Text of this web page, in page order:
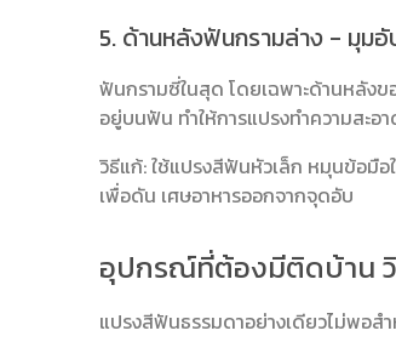
5. ด้านหลังฟันกรามล่าง - มุม
ฟันกรามซี่ในสุด โดยเฉพาะด้านหลัง
อยู่บนฟัน ทำให้การแปรงทำความสะอ
วิธีแก้: ใช้แปรงสีฟันหัวเล็ก หมุนข้อมือ
เพื่อดัน เศษอาหารออกจากจุดอับ
อุปกรณ์ที่ต้องมีติดบ้าน
แปรงสีฟันธรรมดาอย่างเดียวไม่พอส